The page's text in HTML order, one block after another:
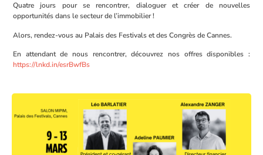
Quatre jours pour se rencontrer, dialoguer et créer de nouvelles
opportunités dans le secteur de l’immobilier !
Alors, rendez-vous au Palais des Festivals et des Congrès de Cannes.
En attendant de nous rencontrer, découvrez nos offres disponibles :
https://lnkd.in/esrBwfBs